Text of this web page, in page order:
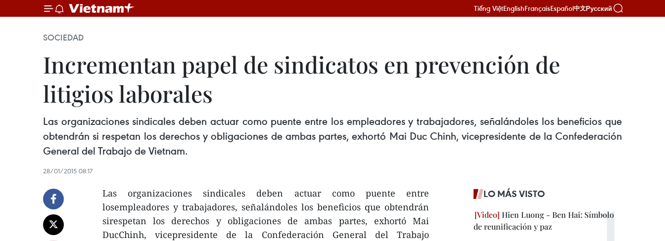
Tiếng ViệtEnglishFrançaisEspañol中文Русский
SOCIEDAD
Incrementan papel de sindicatos en prevención de
litigios laborales
Las organizaciones sindicales deben actuar como puente entre los empleadores y trabajadores, señalándoles los beneficios que
obtendrán si respetan los derechos y obligaciones de ambas partes, exhortó Mai Duc Chinh, vicepresidente de la Confederación
General del Trabajo de Vietnam.
28/01/2015 08:17
Las organizaciones sindicales deben actuar como puente entre
losempleadores y trabajadores, señalándoles los beneficios que obtendrán
sirespetan los derechos y obligaciones de ambas partes, exhortó Mai
DucChinh, vicepresidente de la Confederación General del Trabajo
LO MÁS VISTO
Hien Luong - Ben Hai: Símbolo
de reunificación y paz